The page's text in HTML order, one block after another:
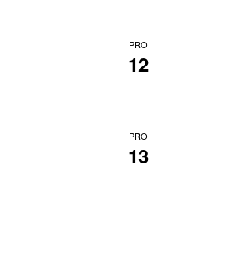
PRO
12
PRO
13